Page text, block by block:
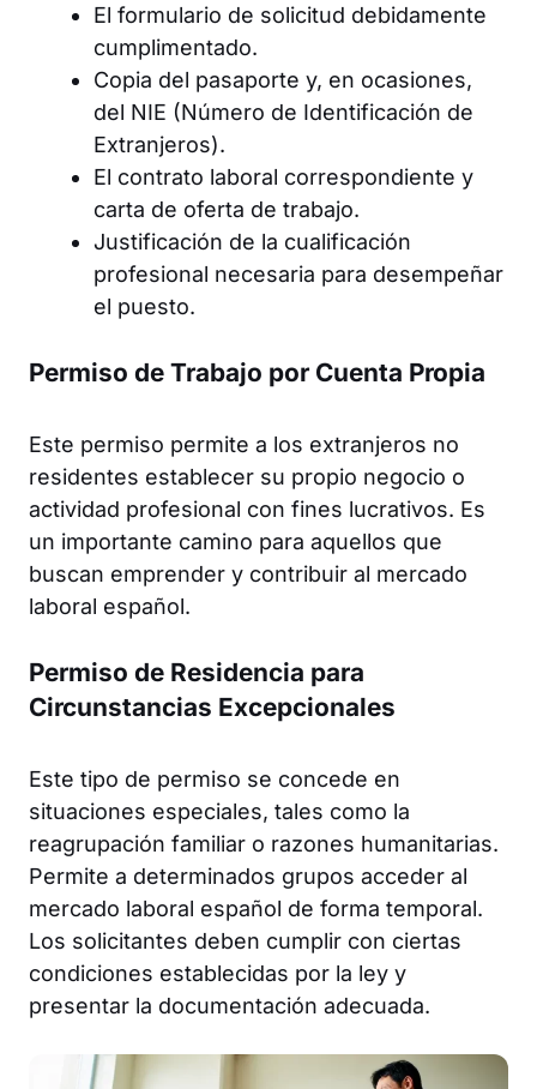
El formulario de solicitud debidamente
cumplimentado.
Copia del pasaporte y, en ocasiones,
del NIE (Número de Identificación de
Extranjeros).
El contrato laboral correspondiente y
carta de oferta de trabajo.
Justificación de la cualificación
profesional necesaria para desempeñar
el puesto.
Permiso de Trabajo por Cuenta Propia
Este permiso permite a los extranjeros no
residentes establecer su propio negocio o
actividad profesional con fines lucrativos. Es
un importante camino para aquellos que
buscan emprender y contribuir al mercado
laboral español.
Permiso de Residencia para
Circunstancias Excepcionales
Este tipo de permiso se concede en
situaciones especiales, tales como la
reagrupación familiar o razones humanitarias.
Permite a determinados grupos acceder al
mercado laboral español de forma temporal.
Los solicitantes deben cumplir con ciertas
condiciones establecidas por la ley y
presentar la documentación adecuada.